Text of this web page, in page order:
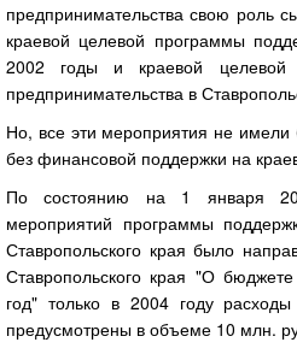
предпринимательства свою роль
краевой целевой программы
2002 годы и краевой целевой
предпринимательства в
Но, все эти мероприятия не
без финансовой поддержки на
По состоянию на 1 января
мероприятий программы
Ставропольского края было
Ставропольского края "О
год" только в 2004 году
предусмотрены в объеме 10 млн.